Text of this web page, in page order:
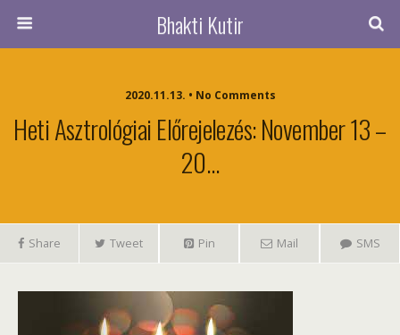
Bhakti Kutir
2020.11.13. • No Comments
Heti Asztrológiai Előrejelezés: November 13 –
20…
Share Tweet Pin Mail SMS